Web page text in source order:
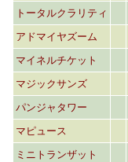
トータルクラリティ
アドマイヤズーム
マイネルチケット
マジックサンズ
パンジャタワー
マピュース
ミニトランザット